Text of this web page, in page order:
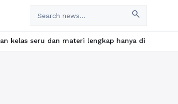
search
dan materi lengkap hanya di YukBelajar.com.